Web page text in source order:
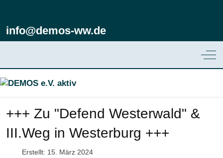
info@demos-ww.de
+++ Zu "Defend Westerwald" &
III.Weg in Westerburg +++
Erstellt: 15. März 2024